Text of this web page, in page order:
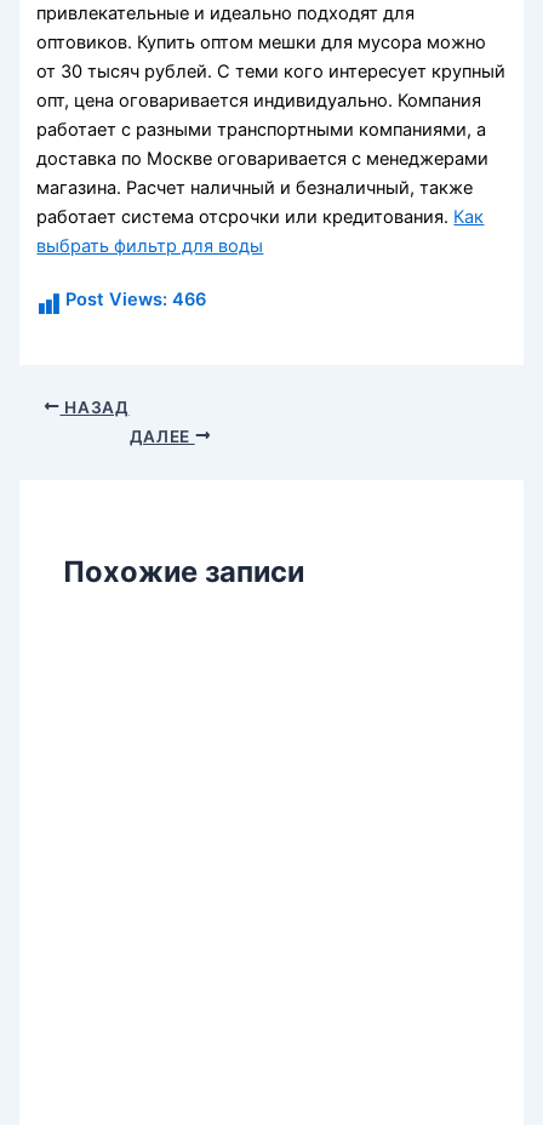
привлекательные и идеально подходят для
оптовиков. Купить оптом мешки для мусора можно
от 30 тысяч рублей. С теми кого интересует крупный
опт, цена оговаривается индивидуально. Компания
работает с разными транспортными компаниями, а
доставка по Москве оговаривается с менеджерами
магазина. Расчет наличный и безналичный, также
работает система отсрочки или кредитования. Как
выбрать фильтр для воды
Post Views: 466
НАЗАД
ДАЛЕЕ
Похожие записи